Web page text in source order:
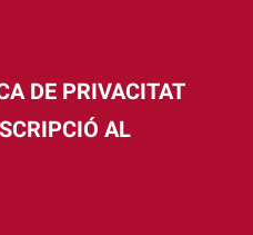
DE PRIVACITAT
AL